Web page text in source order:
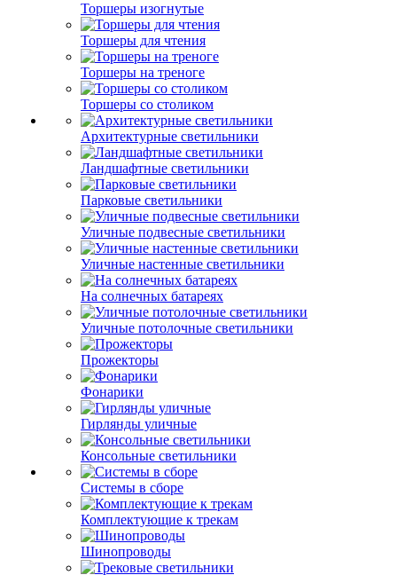
Торшеры изогнутые
Торшеры для чтения
Торшеры на треноге
Торшеры со столиком
Архитектурные светильники
Ландшафтные светильники
Парковые светильники
Уличные подвесные светильники
Уличные настенные светильники
На солнечных батареях
Уличные потолочные светильники
Прожекторы
Фонарики
Гирлянды уличные
Консольные светильники
Системы в сборе
Комплектующие к трекам
Шинопроводы